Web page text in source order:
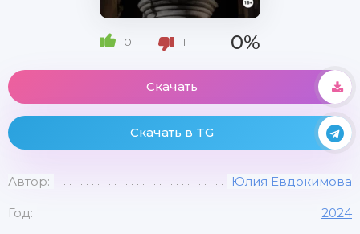
0 1 0%
Скачать
Скачать в TG
Автор: Юлия Евдокимова
Год: 2024